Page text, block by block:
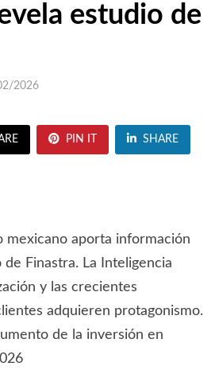
estudio de
2026
PIN IT SHARE
mexicano aporta información
Finastra. La Inteligencia
y las crecientes
adquieren protagonismo.
de la inversión en